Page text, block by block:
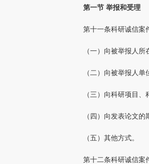
第一节 举报和受理
第十一条科研诚信案
（一）向被举报人所
（二）向被举报人
（三）向科研项目
（四）向发表论文
（五）其他方式。
第十二条科研诚信案